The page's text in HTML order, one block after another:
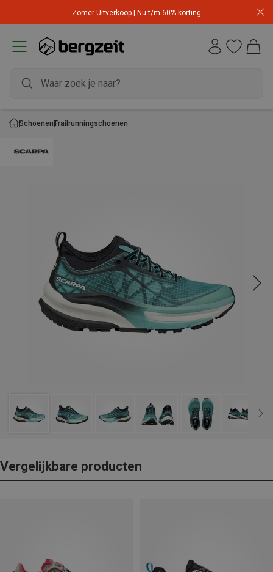
Zomer Uitverkoop | Nu t/m 60% korting
SchoenenTrailrunningschoenen
Vergelijkbare producten